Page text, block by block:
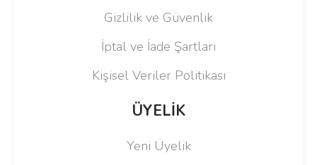
Gizlilik ve Güvenlik
İptal ve İade Şartları
Kişisel Veriler Politikası
ÜYELİK
Yeni Üyelik